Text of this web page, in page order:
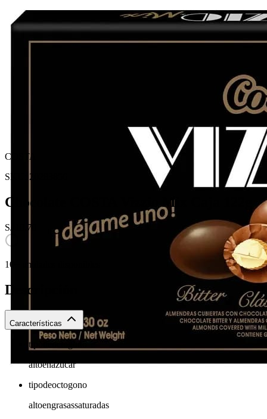
COSTA
SKU: 20283856
Chocolate COSTA Vizzio Mix Caja 122g
S/ 10.70
10+ unidades disponibles
Descripción
Características
tipodeoctogono
altoenazucar
tipodeoctogono
altoengrasassaturadas